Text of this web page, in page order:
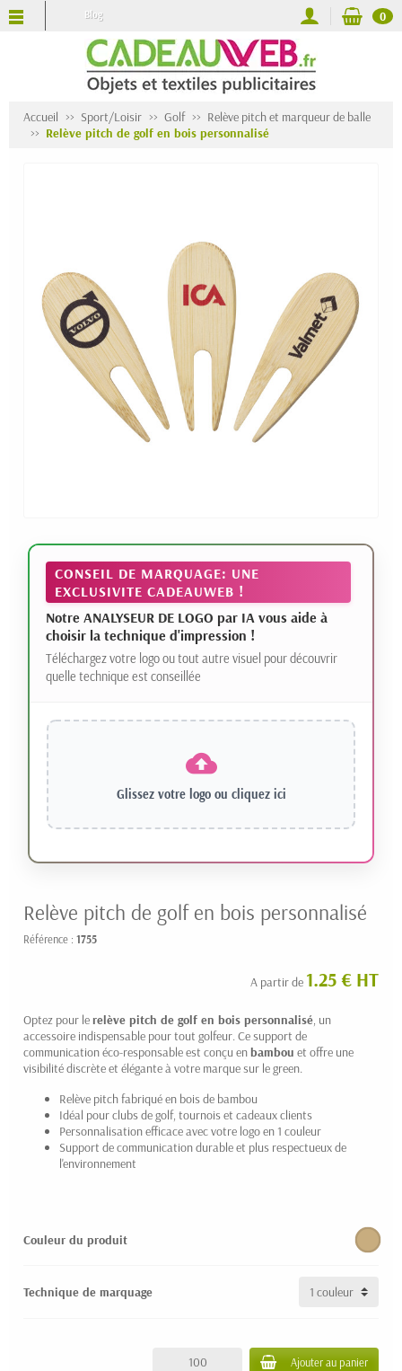
Blog 0
Accueil Sport/Loisir Golf
Relève pitch et marqueur de balle
Relève pitch de golf en bois personnalisé
CONSEIL DE MARQUAGE: UNE
EXCLUSIVITE CADEAUWEB !
Notre ANALYSEUR DE LOGO par IA vous aide à
choisir la technique d'impression !
Téléchargez votre logo ou tout autre visuel pour découvrir
quelle technique est conseillée
Glissez votre logo ou cliquez ici
Relève pitch de golf en bois personnalisé
Référence : 1755
A partir de 1.25 € HT
Optez pour lerelève pitch de golf en bois personnalisé , un
accessoire indispensable pour tout golfeur. Ce support de
communication éco-responsable est conçu enbambou et offre une
visibilité discrète et élégante à votre marque sur le green.
Relève pitch fabriqué en bois de bambou
Idéal pour clubs de golf, tournois et cadeaux clients
Personnalisation efficace avec votre logo en 1 couleur
Support de communication durable et plus respectueux de
l'environnement
Couleur du produit
Technique de marquage
Ajouter au panier